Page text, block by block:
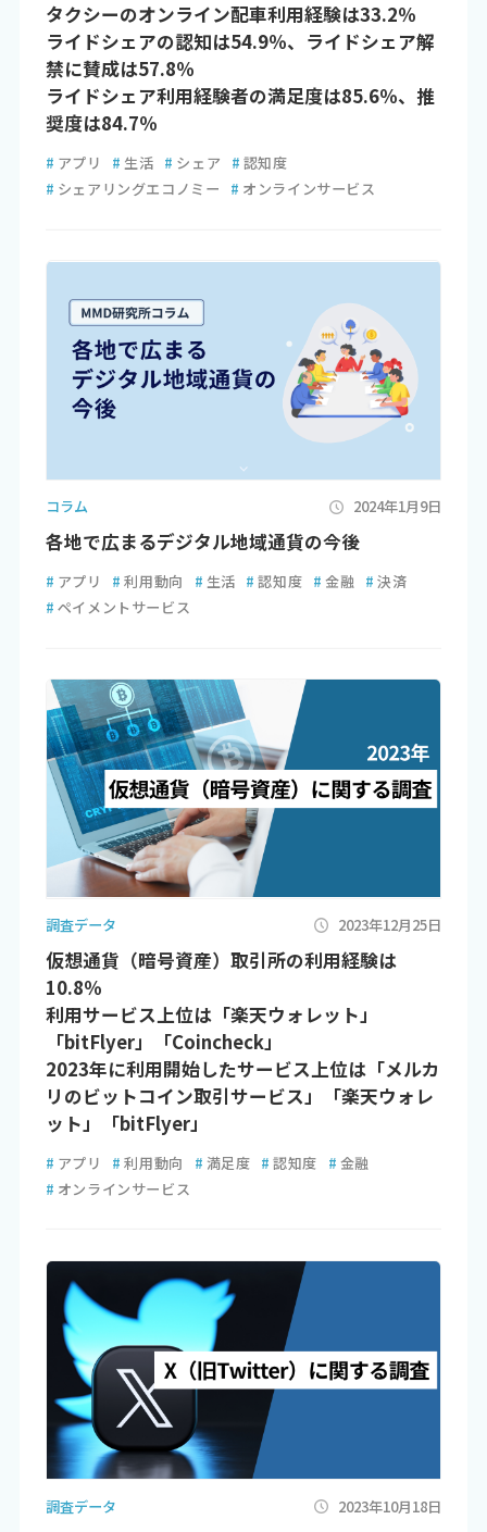
タクシーのオンライン配車利用経験は33.2％
ライドシェアの認知は54.9％、ライドシェア解
禁に賛成は57.8％
ライドシェア利用経験者の満足度は85.6％、推
奨度は84.7％
# アプリ # 生活 # シェア # 認知度
# シェアリングエコノミー # オンラインサービス
コラム 2024年1月9日
各地で広まるデジタル地域通貨の今後
# アプリ # 利用動向 # 生活 # 認知度 # 金融 # 決済
# ペイメントサービス
調査データ 2023年12月25日
仮想通貨（暗号資産）取引所の利用経験は
10.8％
利用サービス上位は「楽天ウォレット」
「bitFlyer」「Coincheck」
2023年に利用開始したサービス上位は「メルカ
リのビットコイン取引サービス」「楽天ウォレ
ット」「bitFlyer」
# アプリ # 利用動向 # 満足度 # 認知度 # 金融
# オンラインサービス
調査データ 2023年10月18日